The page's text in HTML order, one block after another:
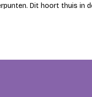
Dit hoort thuis in